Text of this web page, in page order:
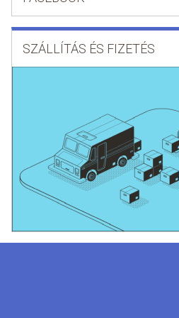
SZÁLLÍTÁS ÉS FIZETÉS